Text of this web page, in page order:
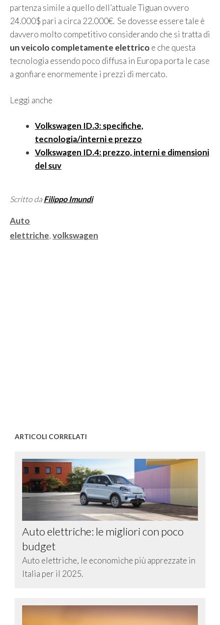
partenza simile a quello dell’attuale Tiguan ovvero
24.000$ pari a circa 22.000€. Se dovesse essere tale è
davvero molto competitivo considerando che si tratta di
un veicolo completamente elettrico e che questa
tecnologia essendo poco diffusa in Europa porta le case
a gonfiare enormemente i prezzi di mercato.
Leggi anche
Volkswagen ID.3: specifiche,
tecnologia/interni e prezzo
Volkswagen ID.4: prezzo, interni e dimensioni
del suv
Scritto da Filippo Imundi
Categorie
Auto
Tag
elettriche,volkswagen
ARTICOLI CORRELATI
Auto elettriche: le migliori con poco
budget
Auto elettriche, le economiche più apprezzate in
Italia per il 2025.